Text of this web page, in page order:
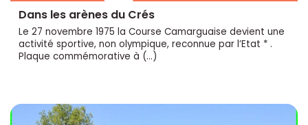
Dans les arènes du Crés
Le 27 novembre 1975 la Course Camarguaise devient une
activité sportive, non olympique, reconnue par l’Etat * .
Plaque commémorative à (…)